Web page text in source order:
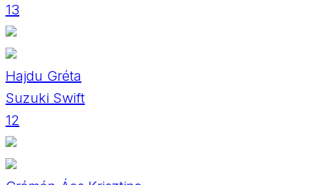
13
Hajdu Gréta
Suzuki Swift
12